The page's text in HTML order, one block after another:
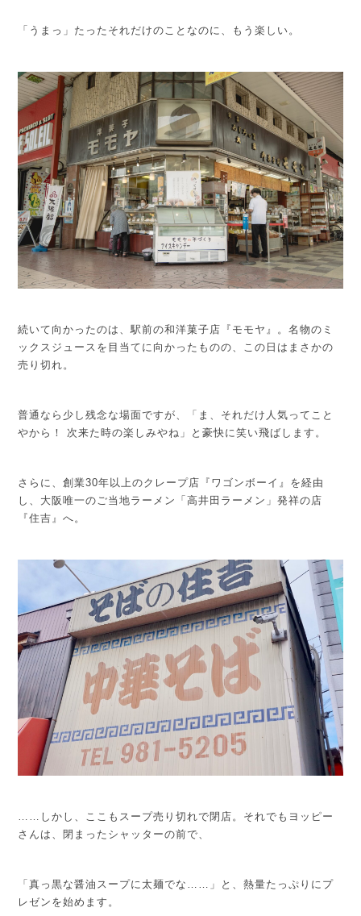
「うまっ」 たったそれだけのことなのに、もう楽しい。
続いて向かったのは、駅前の和洋菓子店『モモヤ』。名物のミ
ックスジュースを目当てに向かったものの、この日はまさかの
売り切れ。
普通なら少し残念な場面ですが、
「ま、それだけ人気ってこと
やから！ 次来た時の楽しみやね」
と豪快に笑い飛ばします。
さらに、創業30年以上のクレープ店『ワゴンボーイ』を経由
し、大阪唯一のご当地ラーメン「高井田ラーメン」発祥の店
『住吉』へ。
……しかし、ここもスープ売り切れで閉店。それでもヨッピー
さんは、閉まったシャッターの前で、
「真っ黒な醤油スープに太麺でな……」
と、熱量たっぷりにプ
レゼンを始めます。